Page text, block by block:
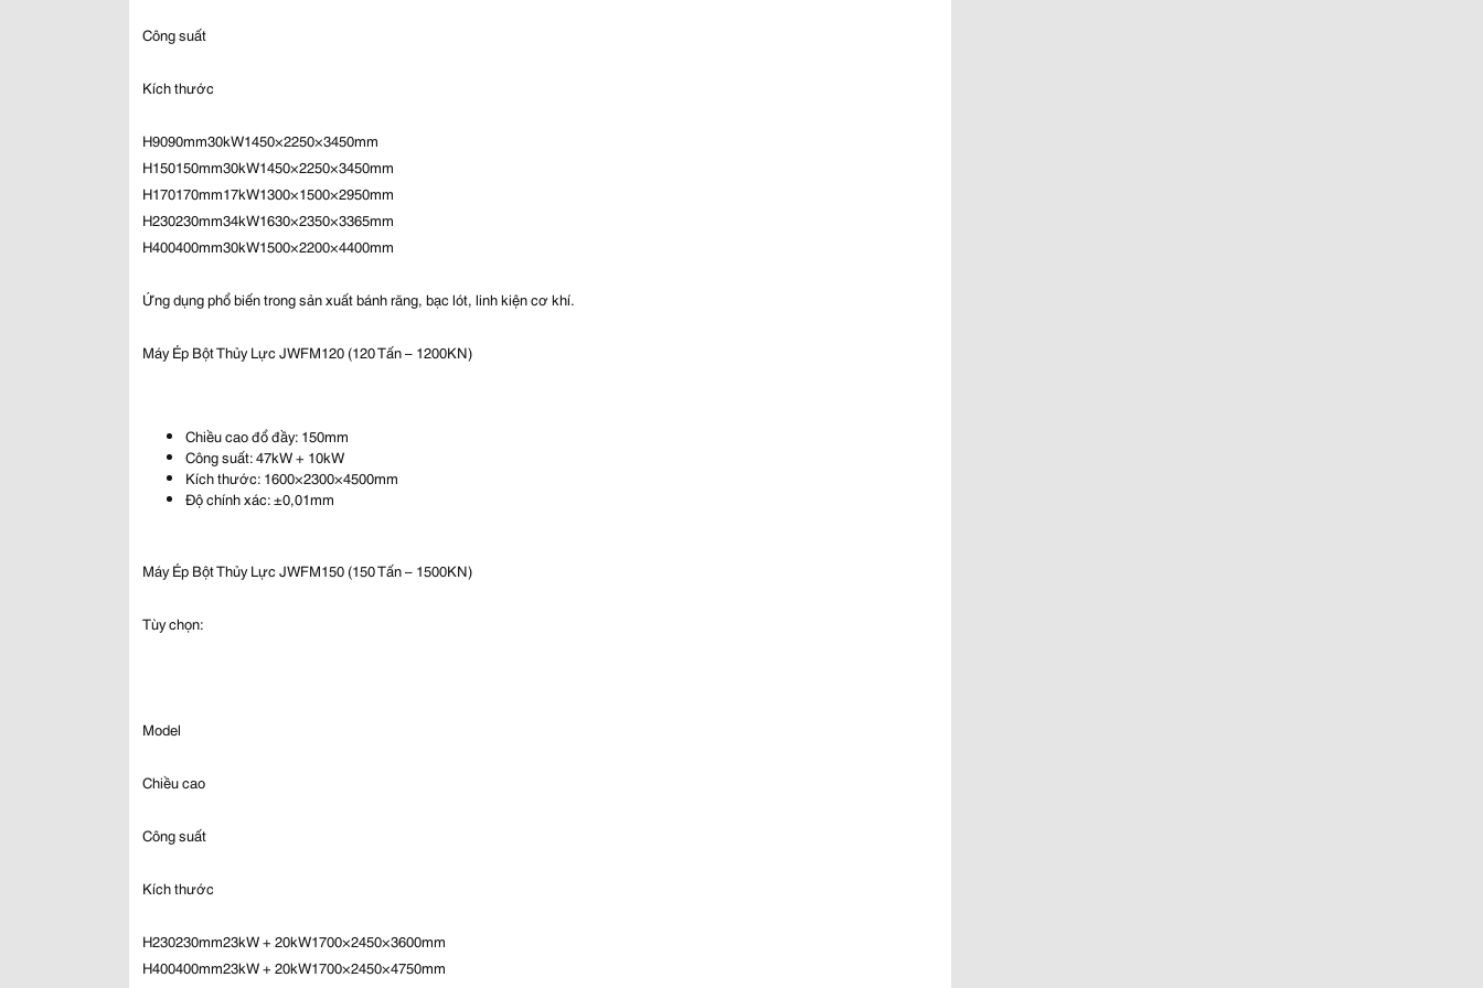
Công suất
Kích thước
H9090mm30kW1450×2250×3450mm
H150150mm30kW1450×2250×3450mm
H170170mm17kW1300×1500×2950mm
H230230mm34kW1630×2350×3365mm
H400400mm30kW1500×2200×4400mm
Ứng dụng phổ biến trong sản xuất bánh răng, bạc lót, linh kiện cơ khí.
Máy Ép Bột Thủy Lực JWFM120 (120 Tấn – 1200KN)
Chiều cao đổ đầy: 150mm
Công suất: 47kW + 10kW
Kích thước: 1600×2300×4500mm
Độ chính xác: ±0,01mm
Máy Ép Bột Thủy Lực JWFM150 (150 Tấn – 1500KN)
Tùy chọn:
Model
Chiều cao
Công suất
Kích thước
H230230mm23kW + 20kW1700×2450×3600mm
H400400mm23kW + 20kW1700×2450×4750mm